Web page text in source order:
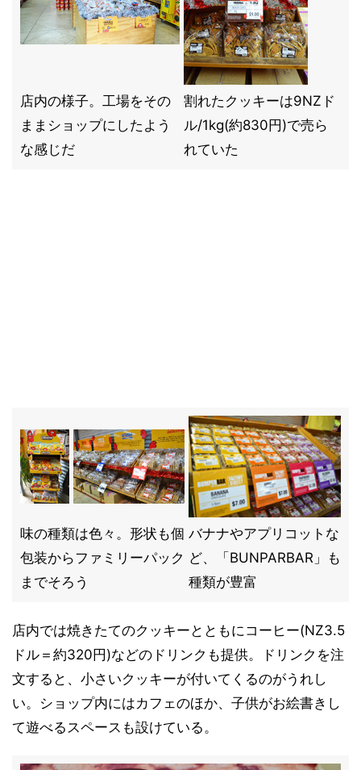
店内の様子。工場をその
ままショップにしたよう
な感じだ
割れたクッキーは9NZド
ル/1kg(約830円)で売ら
れていた
味の種類は色々。形状も個
包装からファミリーパック
までそろう
バナナやアプリコットな
ど、「BUNPARBAR」も
種類が豊富
店内では焼きたてのクッキーとともにコーヒー(NZ3.5
ドル＝約320円)などのドリンクも提供。ドリンクを注
文すると、小さいクッキーが付いてくるのがうれし
い。ショップ内にはカフェのほか、子供がお絵書きし
て遊べるスペースも設けている。